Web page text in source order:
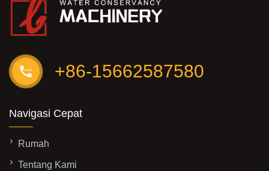
+86-15662587580
Navigasi Cepat
Rumah
Tentang Kami